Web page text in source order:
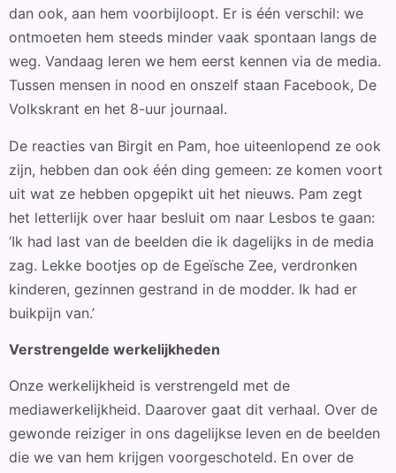
dan ook, aan hem voorbijloopt. Er is één verschil: we
ontmoeten hem steeds minder vaak spontaan langs de
weg. Vandaag leren we hem eerst kennen via de media.
Tussen mensen in nood en onszelf staan Facebook, De
Volkskrant en het 8-uur journaal.
De reacties van Birgit en Pam, hoe uiteenlopend ze ook
zijn, hebben dan ook één ding gemeen: ze komen voort
uit wat ze hebben opgepikt uit het nieuws. Pam zegt
het letterlijk over haar besluit om naar Lesbos te gaan:
‘Ik had last van de beelden die ik dagelijks in de media
zag. Lekke bootjes op de Egeïsche Zee, verdronken
kinderen, gezinnen gestrand in de modder. Ik had er
buikpijn van.’
Verstrengelde werkelijkheden
Onze werkelijkheid is verstrengeld met de
mediawerkelijkheid. Daarover gaat dit verhaal. Over de
gewonde reiziger in ons dagelijkse leven en de beelden
die we van hem krijgen voorgeschoteld. En over de